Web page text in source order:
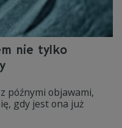
nie tylko
późnymi objawami,
gdy jest ona już